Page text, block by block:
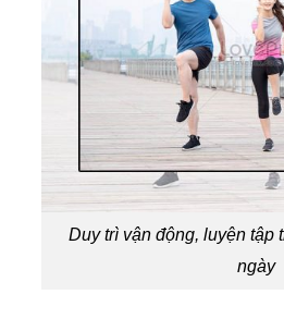
Duy trì vận động, luyện tập
ngày